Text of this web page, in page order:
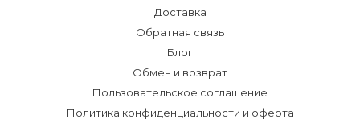
Доставка
Обратная связь
Блог
Обмен и возврат
Пользовательское соглашение
Политика конфиденциальности и оферта